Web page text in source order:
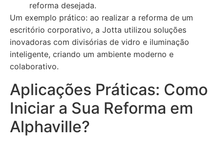
reforma desejada.
Um exemplo prático: ao realizar a reforma de um
escritório corporativo, a Jotta utilizou soluções
inovadoras com divisórias de vidro e iluminação
inteligente, criando um ambiente moderno e
colaborativo.
Aplicações Práticas: Como
Iniciar a Sua Reforma em
Alphaville?